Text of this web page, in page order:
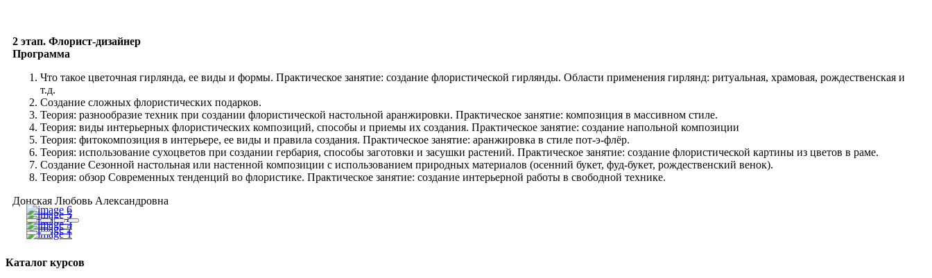
2 этап. Флорист-дизайнер
Программа
Что такое цветочная гирлянда, ее виды и формы. Практическое занятие: создание флористической гирлянды. Области применения гирлянд: ритуальная, храмовая, рождественская и
т.д.
Создание сложных флористических подарков.
Теория: разнообразие техник при создании флористической настольной аранжировки. Практическое занятие: композиция в массивном стиле.
Теория: виды интерьерных флористических композиций, способы и приемы их создания. Практическое занятие: создание напольной композиции
Теория: фитокомпозиция в интерьере, ее виды и правила создания. Практическое занятие: аранжировка в стиле пот-э-флёр.
Теория: использование сухоцветов при создании гербария, способы заготовки и засушки растений. Практическое занятие: создание флористической картины из цветов в раме.
Создание Сезонной настольная или настенной композиции с использованием природных материалов (осенний букет, фуд-букет, рождественский венок).
Теория: обзор Современных тенденций во флористике. Практическое занятие: создание интерьерной работы в свободной технике.
Донская Любовь Александровна
Каталог курсов